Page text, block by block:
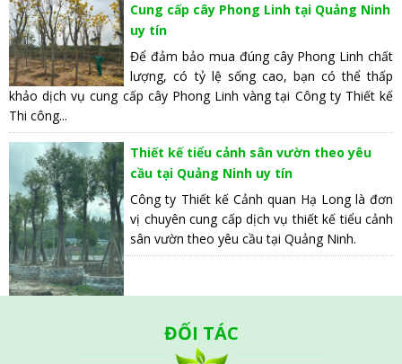
Cung cấp cây Phong Linh tại Quảng Ninh
uy tín
Để đảm bảo mua đúng cây Phong Linh chất
lượng, có tỷ lệ sống cao, bạn có thể thấp
khảo dịch vụ cung cấp cây Phong Linh vàng tại Công ty Thiết kế
Thi công...
Thiết kế tiểu cảnh sân vườn theo yêu
cầu tại Quảng Ninh uy tín
Công ty Thiết kế Cảnh quan Hạ Long là đơn
vị chuyên cung cấp dịch vụ thiết kế tiểu cảnh
sân vườn theo yêu cầu tại Quảng Ninh.
ĐỐI TÁC